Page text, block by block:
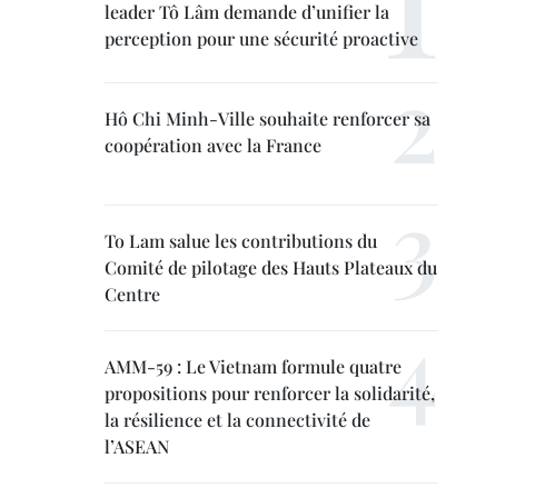
leader Tô Lâm demande d’unifier la
perception pour une sécurité proactive
Hô Chi Minh-Ville souhaite renforcer sa
coopération avec la France
To Lam salue les contributions du
Comité de pilotage des Hauts Plateaux du
Centre
AMM-59 : Le Vietnam formule quatre
propositions pour renforcer la solidarité,
la résilience et la connectivité de
l’ASEAN